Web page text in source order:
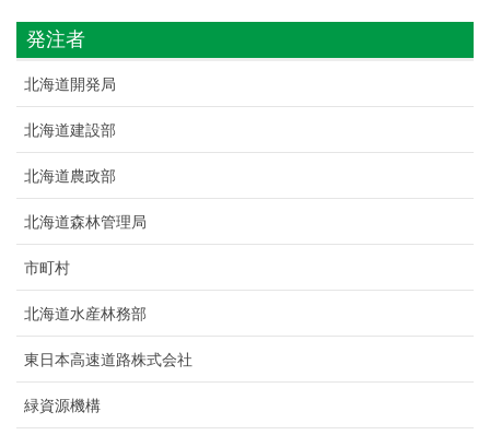
発注者
北海道開発局
北海道建設部
北海道農政部
北海道森林管理局
市町村
北海道水産林務部
東日本高速道路株式会社
緑資源機構